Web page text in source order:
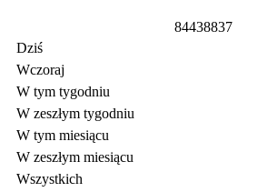
84438837
Dziś
Wczoraj
W tym tygodniu
W zeszłym tygodniu
W tym miesiącu
W zeszłym miesiącu
Wszystkich